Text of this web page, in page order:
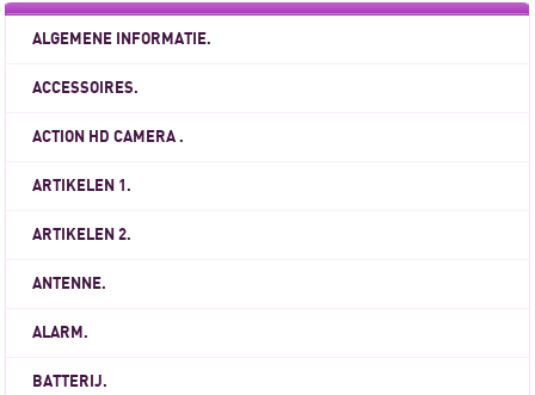
ALGEMENE INFORMATIE.
ACCESSOIRES.
ACTION HD CAMERA .
ARTIKELEN 1.
ARTIKELEN 2.
ANTENNE.
ALARM.
BATTERIJ.